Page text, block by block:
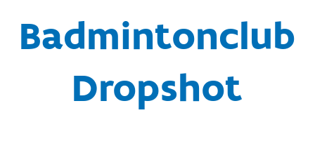
Badmintonclub
Dropshot